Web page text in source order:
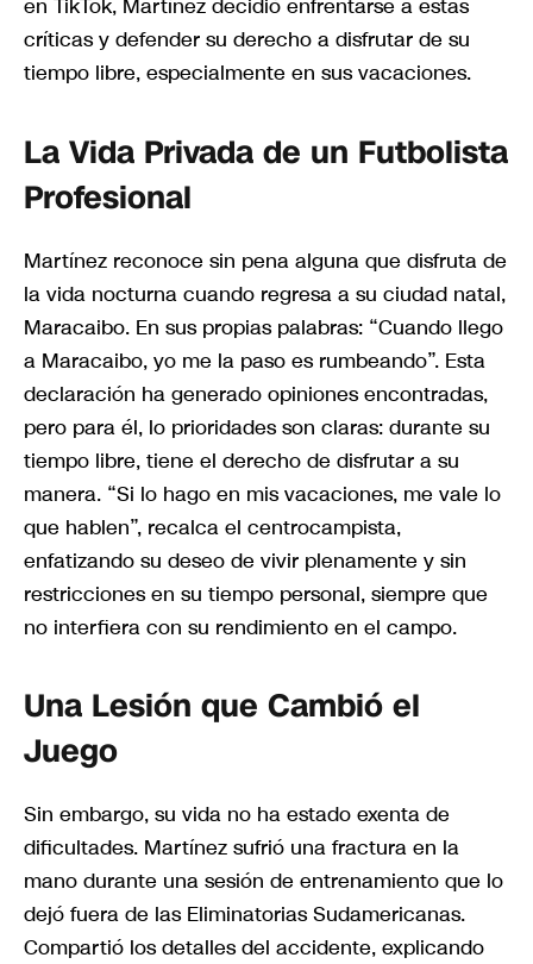
en TikTok, Martínez decidió enfrentarse a estas
críticas y defender su derecho a disfrutar de su
tiempo libre, especialmente en sus vacaciones.
La Vida Privada de un Futbolista
Profesional
Martínez reconoce sin pena alguna que disfruta de
la vida nocturna cuando regresa a su ciudad natal,
Maracaibo. En sus propias palabras: “Cuando llego
a Maracaibo, yo me la paso es rumbeando”. Esta
declaración ha generado opiniones encontradas,
pero para él, lo prioridades son claras: durante su
tiempo libre, tiene el derecho de disfrutar a su
manera. “Si lo hago en mis vacaciones, me vale lo
que hablen”, recalca el centrocampista,
enfatizando su deseo de vivir plenamente y sin
restricciones en su tiempo personal, siempre que
no interfiera con su rendimiento en el campo.
Una Lesión que Cambió el
Juego
Sin embargo, su vida no ha estado exenta de
dificultades. Martínez sufrió una fractura en la
mano durante una sesión de entrenamiento que lo
dejó fuera de las Eliminatorias Sudamericanas.
Compartió los detalles del accidente, explicando